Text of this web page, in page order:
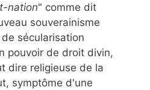
nation" comme dit
souverainisme
sécularisation
pouvoir de droit divin,
dire religieuse de la
symptôme d'une